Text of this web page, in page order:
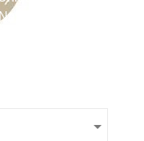
Changera Pas Le
Vous Et Moi !
